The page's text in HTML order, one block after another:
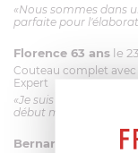
«Nous sommes dans
parfaite pour
Florence 63 ans le
Couteau complet
Expert
«Je suis satisfaite du
début mais ça le fait.
Bernard le 23/06/